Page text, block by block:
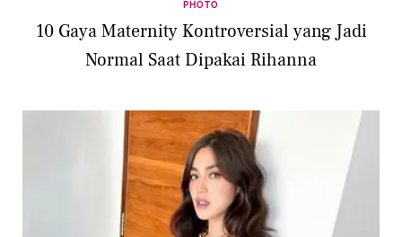
PHOTO
10 Gaya Maternity Kontroversial yang Jadi
Normal Saat Dipakai Rihanna